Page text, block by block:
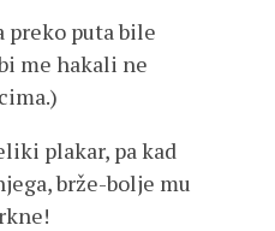
preko puta bile
me hakali ne
plakar, pa kad
brže-bolje mu